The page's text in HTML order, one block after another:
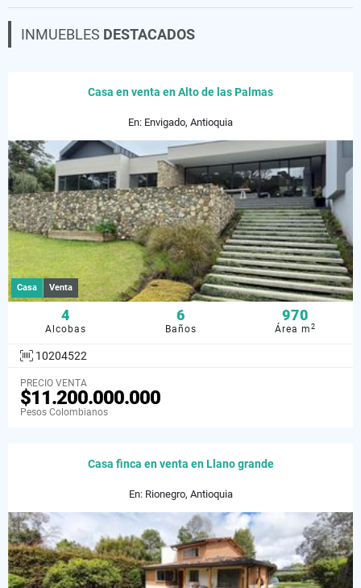
INMUEBLES DESTACADOS
Casa en venta en Alto de las Palmas
En: Envigado, Antioquia
Casa Venta
4
Alcobas
6
Baños
970
Área m2
10204522
PRECIO VENTA
$11.200.000.000
Pesos Colombianos
Casa finca en venta en Llano grande
En: Rionegro, Antioquia